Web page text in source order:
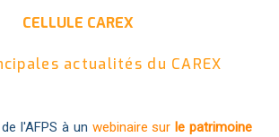
CELLULE CAREX
actualités du CAREX
l'AFPS à un webinaire sur le patrimoine